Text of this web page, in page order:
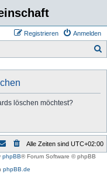
Anmelden
Registrieren
löschen möchtest?
Alle Zeiten sind UTC+02:00
phpBB® Forum Software © phpBB
phpBB.de